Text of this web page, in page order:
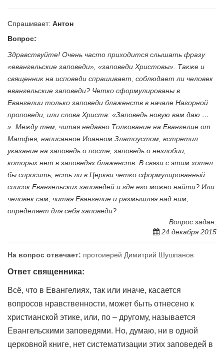
Спрашивает: Антон
Вопрос:
Здравствуйте! Очень часто приходится слышать фразу
«евангельские заповеди», «заповеди Христовы». Также и
священник на исповеди спрашивает, соблюдает ли человек
евангельские заповеди? Четко сформулированы в
Евангелии только заповеди блаженств в начале Нагорной
проповеди, или слова Христа: «Заповедь новую вам даю …
». Между тем, читая недавно Толкование на Евангелие от
Матфея, написанное Иоанном Златоустом, встретил
указание на заповедь о посте, заповедь о незлобии,
которых нет в заповедях блаженств. В связи с этим хотел
бы спросить, есть ли в Церкви четко сформулированный
список Евангельских заповедей и где его можно найти? Или
человек сам, читая Евангелие и размышляя над ним,
определяет для себя заповеди?
Вопрос задан:
24 декабря 2015
На вопрос отвечает: протоиерей Димитрий Шушпанов
Ответ священника:
Всё, что в Евангелиях, так или иначе, касается
вопросов нравственности, может быть отнесено к
христианской этике, или, по – другому, называется
Евангельскими заповедями. Но, думаю, ни в одной
церковной книге, нет систематизации этих заповедей в